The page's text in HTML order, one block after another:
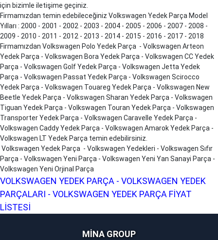
için bizimle iletişime geçiniz.
Firmamızdan temin edebileceğiniz Volkswagen Yedek Parça Model
Yılları : 2000 - 2001 - 2002 - 2003 - 2004 - 2005 - 2006 - 2007 - 2008 -
2009 - 2010 - 2011 - 2012 - 2013 - 2014 - 2015 - 2016 - 2017 - 2018
Firmamızdan Volkswagen Polo Yedek Parça - Volkswagen Arteon
Yedek Parça - Volkswagen Bora Yedek Parça - Volkswagen CC Yedek
Parça - Volkswagen Golf Yedek Parça - Volkswagen Jetta Yedek
Parça - Volkswagen Passat Yedek Parça - Volkswagen Scirocco
Yedek Parça - Volkswagen Touareg Yedek Parça - Volkswagen New
Beetle Yedek Parça - Volkswagen Sharan Yedek Parça - Volkswagen
Tiguan Yedek Parça - Volkswagen Touran Yedek Parça - Volkswagen
Transporter Yedek Parça - Volkswagen Caravelle Yedek Parça -
Volkswagen Caddy Yedek Parça - Volkswagen Amarok Yedek Parça -
Volkswagen LT Yedek Parça temin edebilirsiniz.
Volkswagen Yedek Parça - Volkswagen Yedekleri - Volkswagen Sıfır
Parça - Volkswagen Yeni Parça - Volkswagen Yeni Yan Sanayi Parça -
Volkswagen Yeni Orjinal Parça
VOLKSWAGEN YEDEK PARÇA - VOLKSWAGEN YEDEK
PARÇALARI - VOLKSWAGEN YEDEK PARÇA FİYAT
LİSTESİ
MİNA GROUP